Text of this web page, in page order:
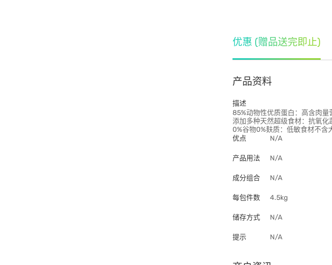
优惠 (赠品送完即止)
产品资料
描述
85%动物性优质蛋白：高含肉量
添加多种天然超级食材：抗氧化
0%谷物0%麸质：低敏食材不含
优点
N/A
产品用法 N/A
成分组合 N/A
每包件数 4.5kg
储存方式 N/A
提示 N/A